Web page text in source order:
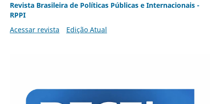
Revista Brasileira de Políticas Públicas e Internacionais -
RPPI
Acessar revista
Edição Atual